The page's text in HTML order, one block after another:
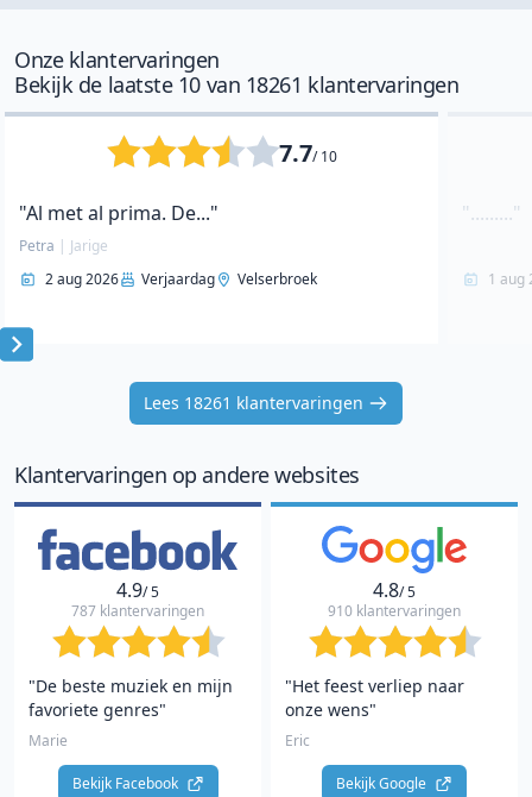
Onze klantervaringen
Bekijk de laatste 10 van 18261 klantervaringen
7.7/ 10
"Al met al prima. De..."
Petra | Jarige
2 aug 2026
Verjaardag Velserbroek
"........."
1 aug
Item
Lees 18261 klantervaringen
Klantervaringen op andere websites
4.9/ 5
787 klantervaringen
"De beste muziek en mijn
favoriete genres"
Marie
Bekijk Facebook
4.8/ 5
910 klantervaringen
"Het feest verliep naar
onze wens"
Eric
Bekijk Google